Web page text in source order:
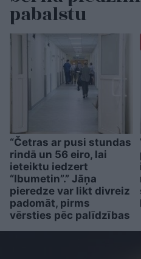
pabalstu
“Četras ar pusi stundas
rindā un 56 eiro, lai
ieteiktu iedzert
“Ibumetin”.” Jāņa
pieredze var likt divreiz
padomāt, pirms
vērsties pēc palīdzības